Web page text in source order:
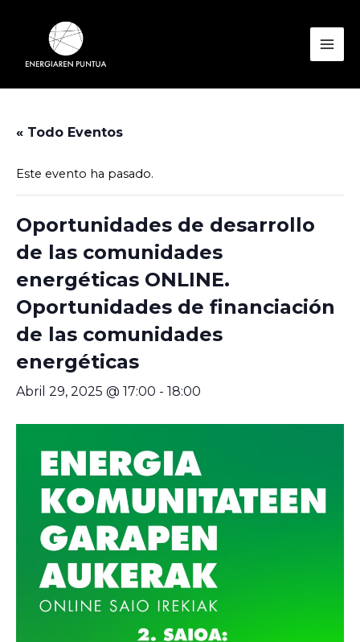
contenido
« Todo Eventos
Este evento ha pasado.
Oportunidades de desarrollo
de las comunidades
energéticas ONLINE.
Oportunidades de financiación
de las comunidades
energéticas
Abril 29, 2025 @ 17:00 - 18:00